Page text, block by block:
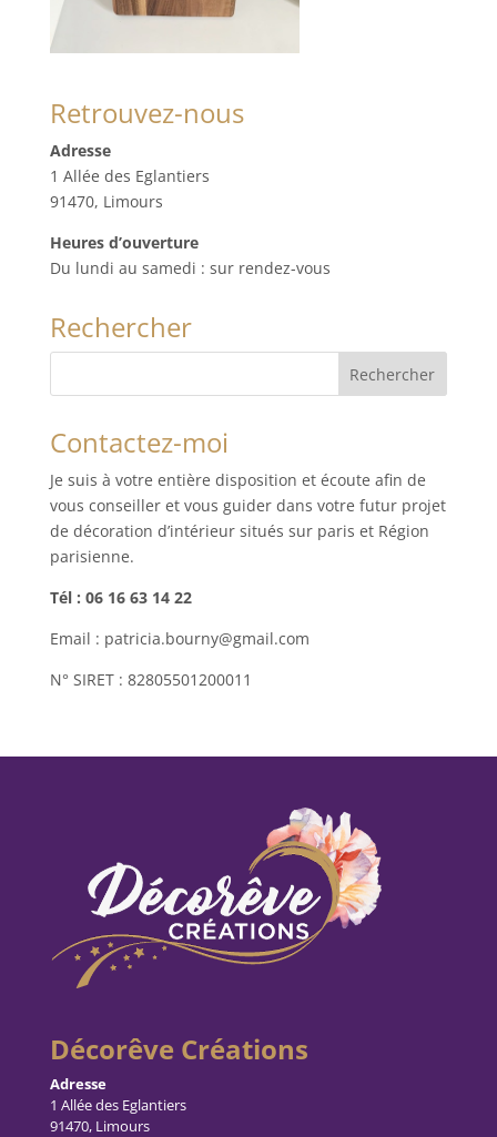
Retrouvez-nous
Adresse
1 Allée des Eglantiers
91470, Limours
Heures d’ouverture
Du lundi au samedi : sur rendez-vous
Rechercher
Contactez-moi
Je suis à votre entière disposition et écoute afin de
vous conseiller et vous guider dans votre futur projet
de décoration d’intérieur situés sur paris et Région
parisienne.
Tél : 06 16 63 14 22
Email : patricia.bourny@gmail.com
N° SIRET : 82805501200011
Décorêve Créations
Adresse
1 Allée des Eglantiers
91470, Limours